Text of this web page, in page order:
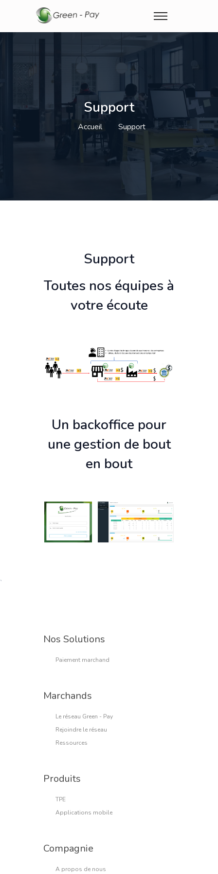
Support
Accueil Support
Support
Toutes nos équipes à
votre écoute
Un backoffice pour
une gestion de bout
en bout
`
Nos Solutions
Paiement marchand
Marchands
Le réseau Green - Pay
Rejoindre le réseau
Ressources
Produits
TPE
Applications mobile
Compagnie
A propos de nous